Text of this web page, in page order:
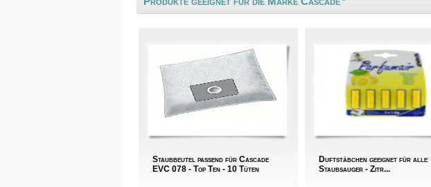
Staubbeutel passend für Cascade
EVC 078 - Top Ten - 10 Tüten
Duftstäbchen geeignet für alle
Staubsauger - Zitr...